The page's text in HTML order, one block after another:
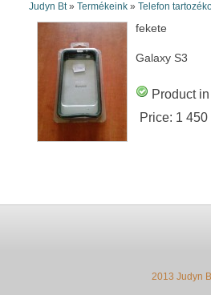
Judyn Bt» Termékeink» Telefon
fekete
Galaxy S3
Product
Price: 1
2013 Judyn